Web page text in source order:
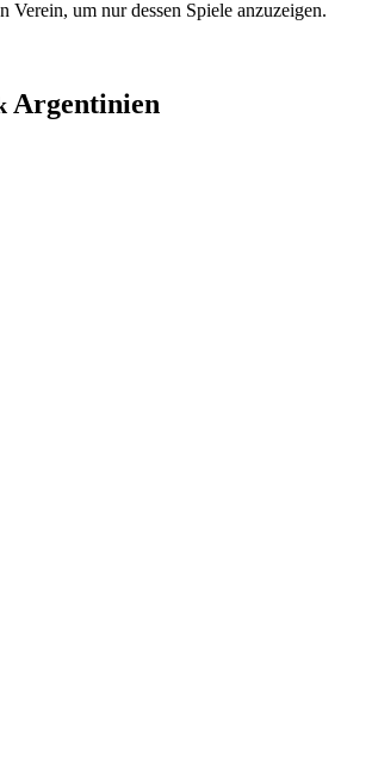
Verein, um nur dessen Spiele anzuzeigen.
Argentinien